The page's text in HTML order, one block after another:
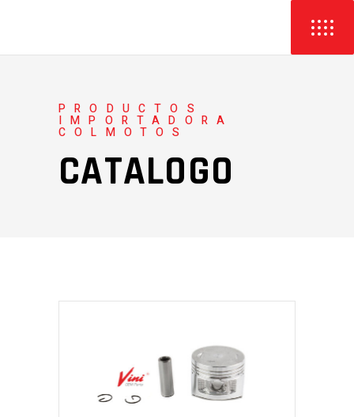
PRODUCTOS
IMPORTADORA
COLMOTOS
CATALOGO